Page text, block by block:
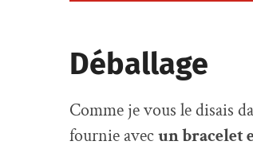
Déballage
Comme je vous le disais
fournie avecun bracelet